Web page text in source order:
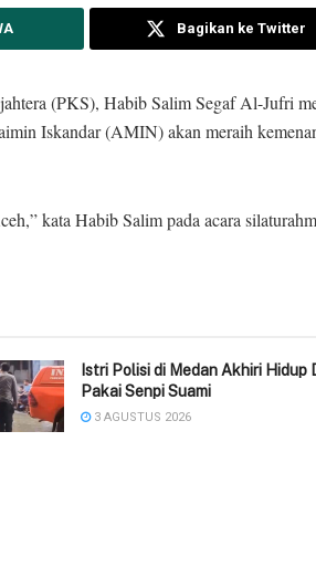
Bagikan ke Twitter
(PKS), Habib Salim Segaf Al-Jufri
Iskandar (AMIN) akan meraih
kata Habib Salim pada acara
‎Istri Polisi di Medan Akhiri Hidup
Pakai Senpi Suami
3 AGUSTUS 2026